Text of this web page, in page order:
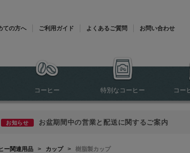
ての方へ ご利用ガイド よくあるご質問
お問い合わせ
コーヒー 特別なコーヒー コー
お知らせ お盆期間中の営業と配送に関するご案内
ー関連用品 > カップ >
樹脂製カップ